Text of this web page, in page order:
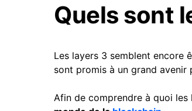
Quels sont
Les layers 3 semblent encore
sont promis à un grand avenir
Afin de comprendre à quoi